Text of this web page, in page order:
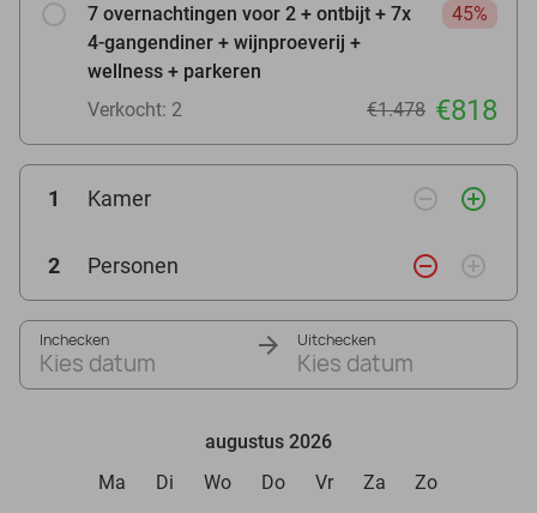
7 overnachtingen voor 2 + ontbijt + 7x
4-gangendiner + wijnproeverij +
wellness + parkeren
45%
Verkocht: 2 €1.478 €818
1 Kamer remove_circle_outline add_circle_outline
2 Personen remove_circle_outline add_circle_outline
Inchecken
Kies datum
Uitchecken
Kies datum
augustus 2026
Ma
Di Wo Do Vr Za Zo